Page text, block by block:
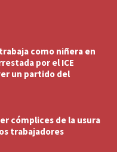
como niñera en
por el ICE
un partido del
cómplices de la usura
trabajadores